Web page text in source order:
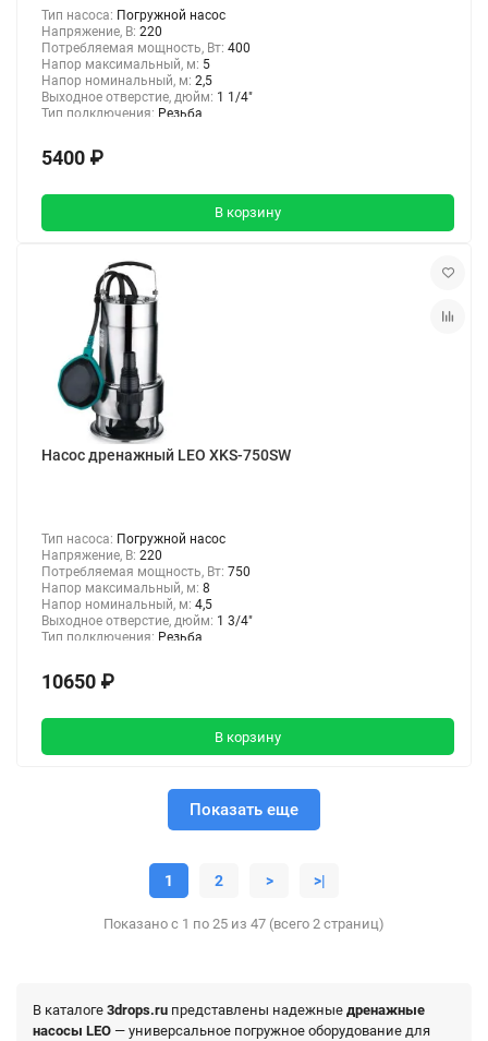
Тип насоса: Погружной насос
Напряжение, В: 220
Потребляемая мощность, Вт: 400
Напор максимальный, м: 5
Напор номинальный, м: 2,5
Выходное отверстие, дюйм: 1 1/4"
Тип подключения: Резьба
5400 ₽
В корзину
Насос дренажный LEO XKS-750SW
Тип насоса: Погружной насос
Напряжение, В: 220
Потребляемая мощность, Вт: 750
Напор максимальный, м: 8
Напор номинальный, м: 4,5
Выходное отверстие, дюйм: 1 3/4"
Тип подключения: Резьба
10650 ₽
В корзину
Показать еще
1 2 > >|
Показано с 1 по 25 из 47 (всего 2 страниц)
В каталоге 3drops.ru представлены надежные дренажные
насосы LEO — универсальное погружное оборудование для